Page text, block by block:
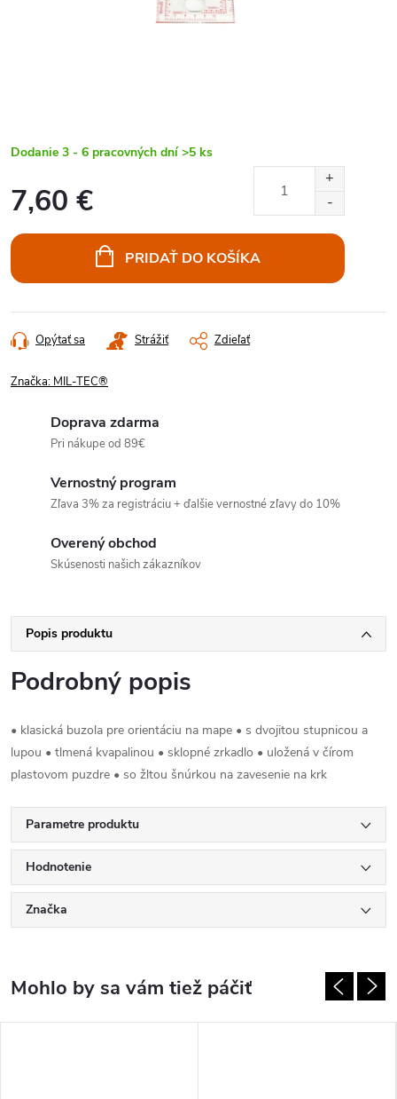
Dodanie 3 - 6 pracovných dní >5 ks
7,60 €
cena:
PRIDAŤ DO KOŠÍKA
Opýtať sa Strážiť Zdieľať
Značka: MIL-TEC®
Doprava zdarma
Pri nákupe od 89€
Vernostný program
Zľava 3% za registráciu + ďalšie vernostné zľavy do 10%
Overený obchod
Skúsenosti našich zákazníkov
Popis produktu
Podrobný popis
• klasická buzola pre orientáciu na mape • s dvojitou stupnicou a
lupou • tlmená kvapalinou • sklopné zrkadlo • uložená v čírom
plastovom puzdre • so žltou šnúrkou na zavesenie na krk
Parametre produktu
Hodnotenie
Značka